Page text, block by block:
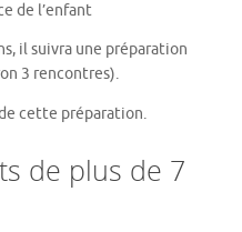
de l’enfant
il suivra une préparation
3 rencontres).
cette préparation.
de plus de 7